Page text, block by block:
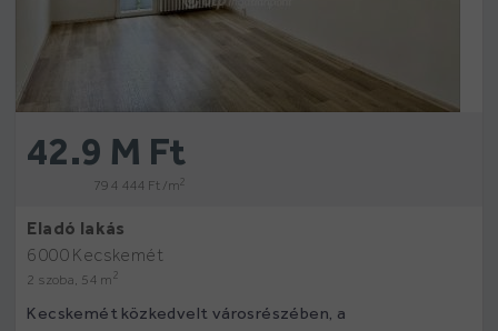
42.9 M Ft
794 444 Ft /m2
Eladó lakás
6000 Kecskemét
2 szoba, 54 m2
Kecskemét közkedvelt városrészében, a